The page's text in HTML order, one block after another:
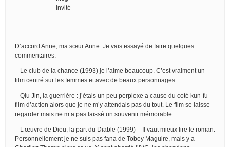
Invité
D’accord Anne, ma sœur Anne. Je vais essayé de faire quelques
commentaires.
– Le club de la chance (1993) je l’aime beaucoup. C’est vraiment un
film centré sur les femmes et avec de beaux personnages.
– Qiu Jin, la guerrière : j’étais un peu perplexe a cause du coté kun-fu
film d’action alors que je ne m’y attendais pas du tout. Le film se laisse
regarder mais ne m’a pas laissé un souvenir mémorable.
– L’œuvre de Dieu, la part du Diable (1999) – Il vaut mieux lire le roman.
Personnellement je ne suis pas fana de Tobey Maguire, mais y a